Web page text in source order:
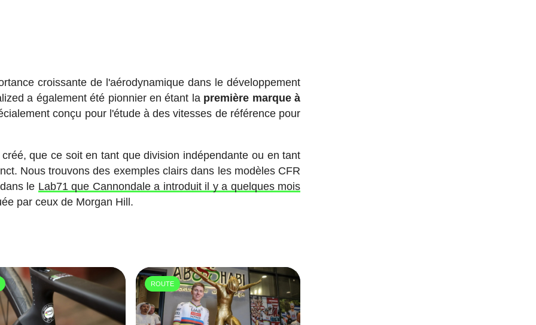
croissante de l'aérodynamique dans le développement
a également été pionnier en étant la première marque à
conçu pour l'étude à des vitesses de référence pour
que ce soit en tant que division indépendante ou en tant
Nous trouvons des exemples clairs dans les modèles CFR
le Lab71 que Cannondale a introduit il y a quelques mois
par ceux de Morgan Hill.
ROUTE